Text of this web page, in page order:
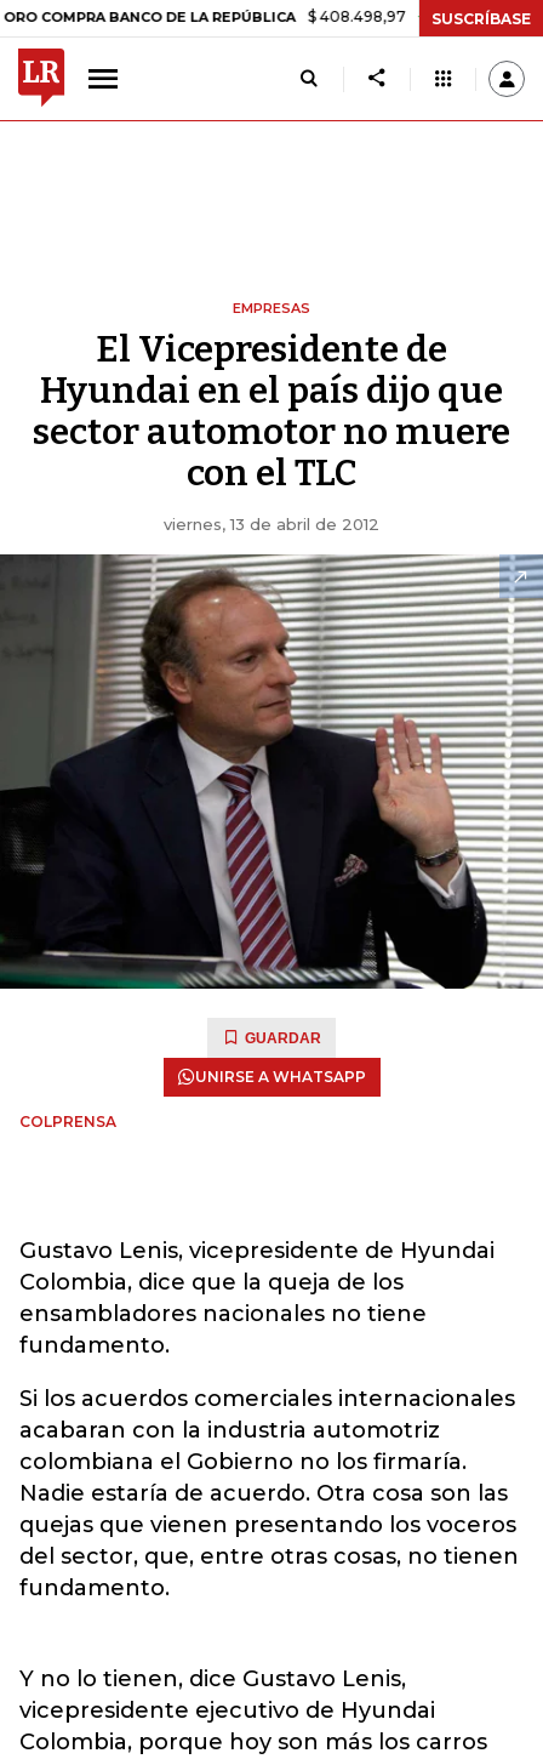
BANCO DE LA REPÚBLICA $ 408.498,97 +$ 8.753,81 +2,19%
SUSCRÍBASE
EMPRESAS
El Vicepresidente de
Hyundai en el país dijo que
sector automotor no muere
con el TLC
viernes, 13 de abril de 2012
GUARDAR
UNIRSE A WHATSAPP
COLPRENSA
Gustavo Lenis, vicepresidente de Hyundai
Colombia, dice que la queja de los
ensambladores nacionales no tiene
fundamento.
Si los acuerdos comerciales internacionales
acabaran con la industria automotriz
colombiana el Gobierno no los firmaría.
Nadie estaría de acuerdo. Otra cosa son las
quejas que vienen presentando los voceros
del sector, que, entre otras cosas, no tienen
fundamento.
Y no lo tienen, dice Gustavo Lenis,
vicepresidente ejecutivo de Hyundai
Colombia, porque hoy son más los carros